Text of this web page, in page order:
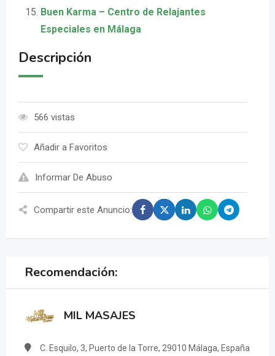
Buen Karma – Centro de Relajantes
Especiales en Málaga
Descripción
566 vistas
Añadir a Favoritos
Informar De Abuso
Compartir este Anuncio:
Recomendación:
MIL MASAJES
C. Esquilo, 3, Puerto de la Torre, 29010 Málaga, España